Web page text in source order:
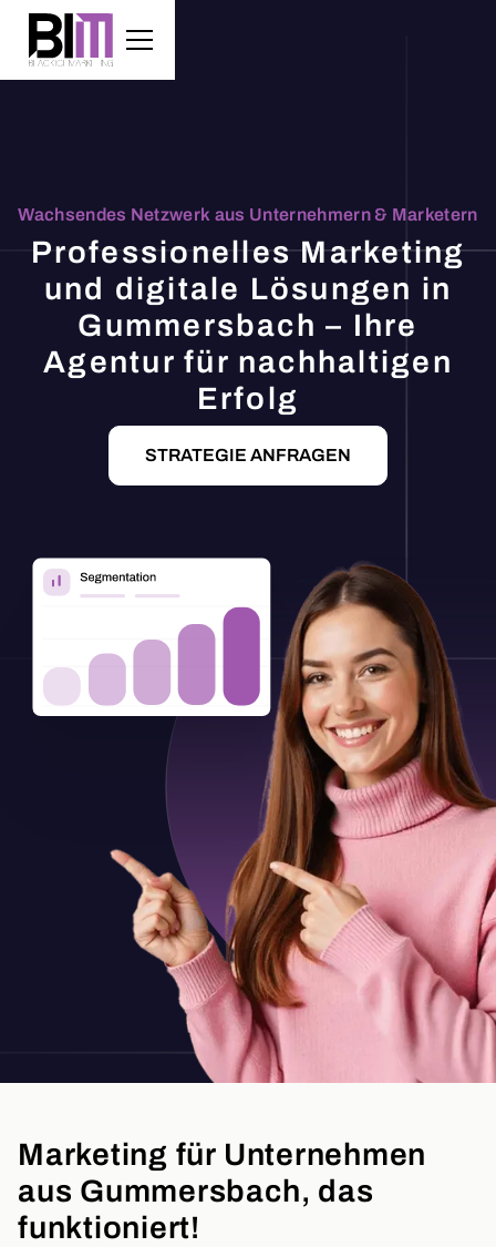
Wachsendes Netzwerk aus Unternehmern & Marketern
Professionelles Marketing
und digitale Lösungen in
Gummersbach – Ihre
Agentur für nachhaltigen
Erfolg
STRATEGIE ANFRAGEN
Marketing für Unternehmen
aus Gummersbach, das
funktioniert!